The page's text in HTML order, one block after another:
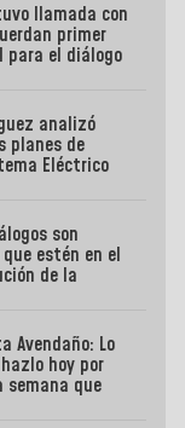
llamada con
primer
para el diálogo
analizó
planes de
Eléctrico
son
estén en el
de la
Avendaño: Lo
hoy por
semana que